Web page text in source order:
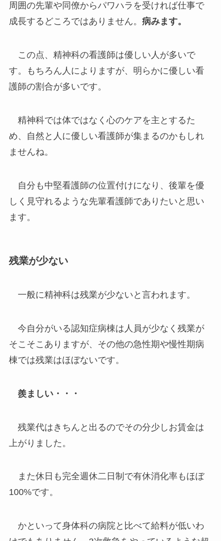
周囲の先輩や同僚からパワハラを受ければ仕事で
成長するどころではありません。 病みます。
この点、精神科の看護師は優しい人が多いで
す。もちろん人によりますが、明らかに優しい看
護師の割合が多いです。
精神科では体ではなく心のケアを主とするた
め、自然と人に優しい看護師が集まるのかもしれ
ませんね。
自分も中堅看護師の位置付けになり、後輩を優
しく見守れるような先輩看護師でありたいと思い
ます。
残業が少ない
一般に精神科は残業が少ないと言われます。
今自分がいる認知症病棟は人員が少なく残業が
そこそこありますが、その他の急性期や慢性期病
棟では残業はほぼないです。
羨ましい・・・
残業代はきちんと出るのでその分少しお賃金は
上がりました。
また休日も完全週休二日制で有休消化率もほぼ
100%です。
かといって身体科の病院と比べて給料が低いわ